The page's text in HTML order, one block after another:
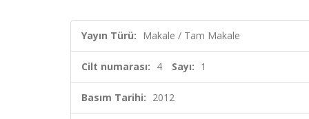
Yayın Türü: Makale / Tam Makale
Cilt numarası: 4 Sayı: 1
Basım Tarihi: 2012